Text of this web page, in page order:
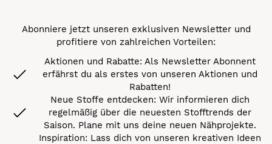
Abonniere jetzt unseren exklusiven Newsletter und
profitiere von zahlreichen Vorteilen:
Aktionen und Rabatte: Als Newsletter Abonnent
erfährst du als erstes von unseren Aktionen und
Rabatten!
Neue Stoffe entdecken: Wir informieren dich
regelmäßig über die neuesten Stofftrends der
Saison. Plane mit uns deine neuen Nähprojekte.
Inspiration: Lass dich von unseren kreativen Ideen